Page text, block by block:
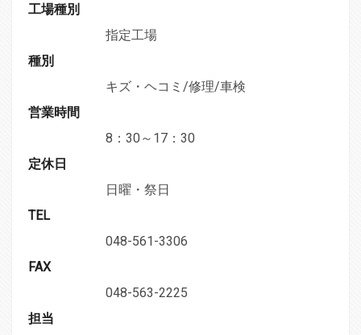
工場種別
指定工場
種別
キズ・ヘコミ/修理/車検
営業時間
8：30～17：30
定休日
日曜・祭日
TEL
048-561-3306
FAX
048-563-2225
担当